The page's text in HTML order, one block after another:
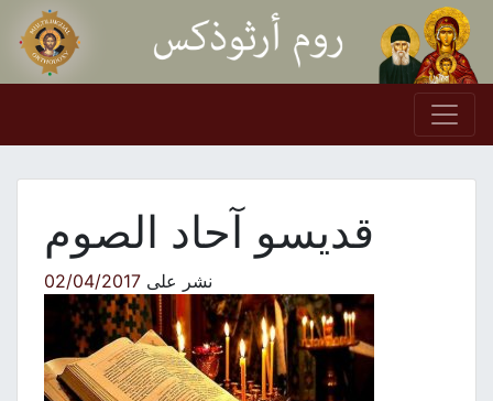
Skip to content
Main Navigation
قديسو آحاد الصوم
نشر على02/04/2017